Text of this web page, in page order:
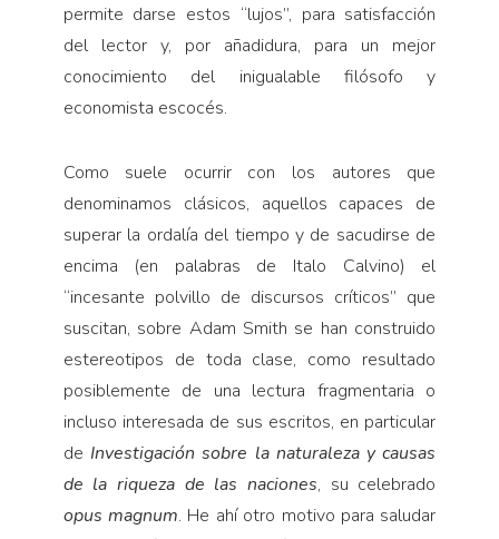
permite darse estos “lujos”, para satisfacción
del lector y, por añadidura, para un mejor
conocimiento del inigualable filósofo y
economista escocés.
Como suele ocurrir con los autores que
denominamos clásicos, aquellos capaces de
superar la ordalía del tiempo y de sacudirse de
encima (en palabras de Italo Calvino) el
“incesante polvillo de discursos críticos” que
suscitan, sobre Adam Smith se han construido
estereotipos de toda clase, como resultado
posiblemente de una lectura fragmentaria o
incluso interesada de sus escritos, en particular
de Investigación sobre la naturaleza y causas
de la riqueza de las naciones, su celebrado
opus magnum. He ahí otro motivo para saludar